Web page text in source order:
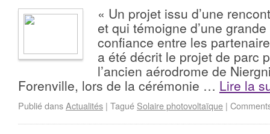
« Un projet issu d’une
et qui témoigne d’une
confiance entre les
a été décrit le projet de parc
l’ancien aérodrome de
Forenville, lors de la cérémonie … Lire la
Publié dansActualités | Tagué Solaire photovoltaïque |